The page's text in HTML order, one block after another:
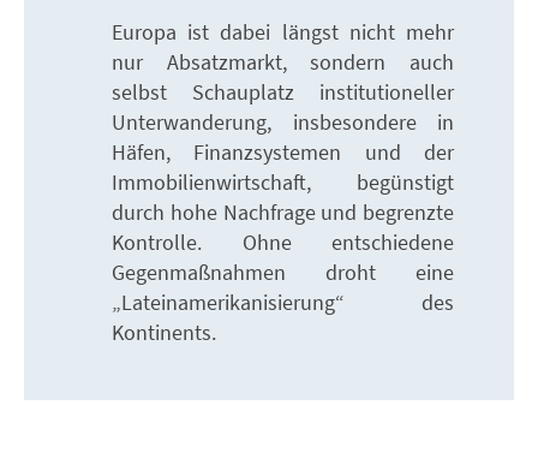
Europa ist dabei längst nicht mehr
nur Absatzmarkt, sondern auch
selbst Schauplatz institutioneller
Unterwanderung, insbesondere in
Häfen, Finanzsystemen und der
Immobilienwirtschaft, begünstigt
durch hohe Nachfrage und begrenzte
Kontrolle. Ohne entschiedene
Gegenmaßnahmen droht eine
„Lateinamerikanisierung“ des
Kontinents.